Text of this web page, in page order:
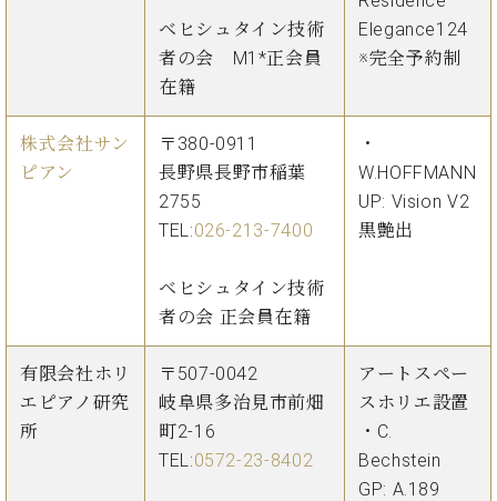
ベヒシュタイン技術
者の会 M1*正会員
在籍
Elegance124
※完全予約制
株式会社サン
ピアン
〒380-0911
長野県長野市稲葉
2755
TEL:026-213-7400
ベヒシュタイン技術
者の会 正会員在籍
・
W.HOFFMANN
UP: Vision V2
黒艶出
有限会社ホリ
エピアノ研究
所
〒507-0042
岐阜県多治見市前畑
町2-16
TEL:0572-23-8402
アートスペー
スホリエ設置
・C.
Bechstein
GP: A.189